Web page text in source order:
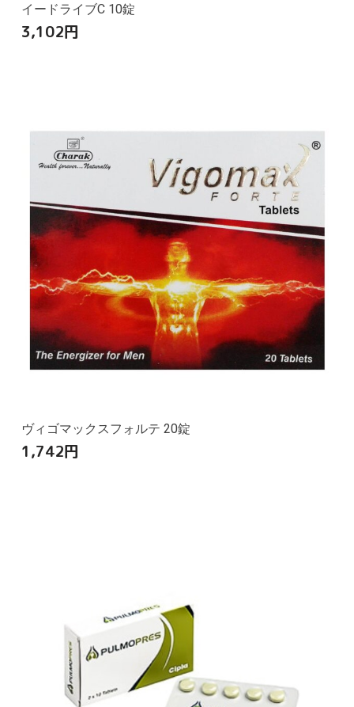
イードライブC 10錠
3,102円
ヴィゴマックスフォルテ 20錠
1,742円